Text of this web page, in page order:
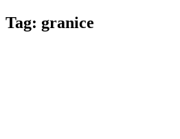
Tag: granice